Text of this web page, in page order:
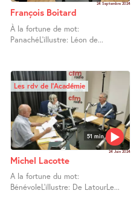
24 Septembre 2024
François Boitard
À la fortune de mot:
PanachéL’illustre: Léon de...
51 min
Les rdv de l’Académie
24 Juin 2024
Michel Lacotte
A la fortune du mot:
BénévoleL’illustre: De LatourLe...